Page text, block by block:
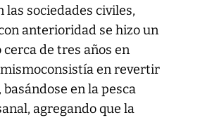
las sociedades civiles,
anterioridad se hizo un
de tres años en
en revertir
en la pesca
agregando que la